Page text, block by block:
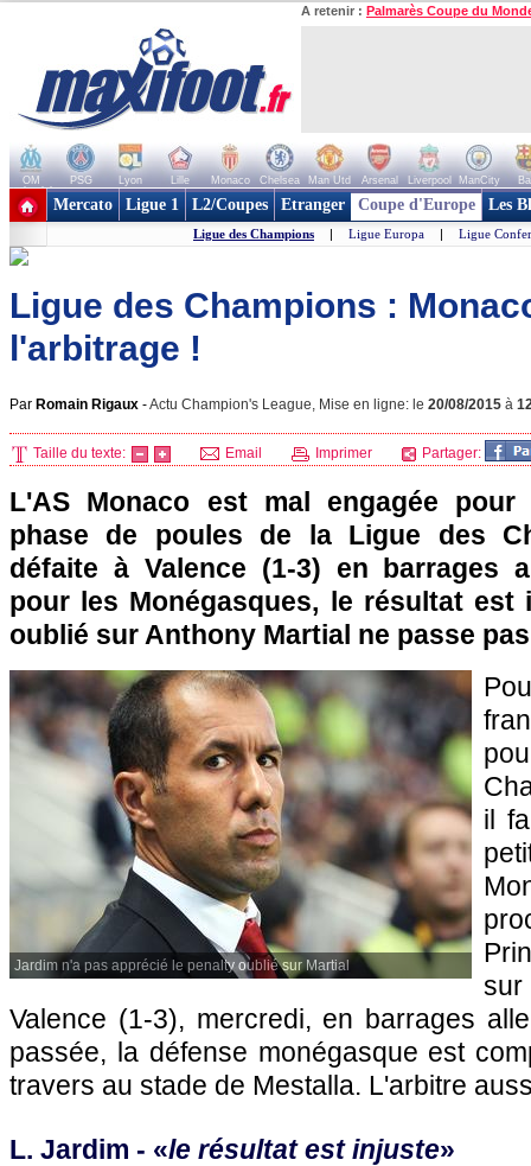
A retenir : Palmarès Coupe du
OM PSG Lyon Lille Monaco Chelsea Man Utd Arsenal Liverpool ManCity
+ de clubs
Mercato Ligue 1 L2/Coupes Etranger Coupe d'Europe Les
Ligue des Champions | Ligue Europa | Ligue
Ligue des Champions :
l'arbitrage !
Par Romain Rigaux -Actu Champion's League, Mise en ligne: le 20/08/2015 à
Taille du texte: Email Imprimer Partager:
L'AS Monaco est mal engagée
phase de poules de la Ligue des
défaite à Valence (1-3) en barrages
pour les Monégasques, le résultat est
oublié sur Anthony Martial ne passe
Jardim n'a pas apprécié le penalty oublié sur Martial
il
Valence (1-3), mercredi, en barrages
passée, la défense monégasque est
travers au stade de Mestalla. L'arbitre
L. Jardim - «le résultat est injuste»